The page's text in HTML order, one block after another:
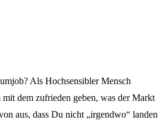
Als Hochsensibler Mensch
dem zufrieden geben, was der Markt
aus, dass Du nicht „irgendwo“ landen